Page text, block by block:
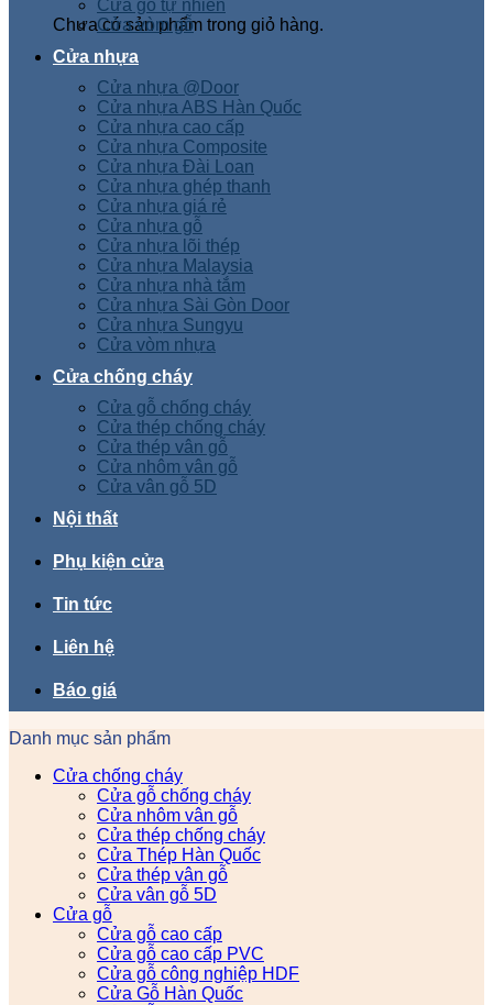
Chưa có sản phẩm trong giỏ hàng.
Cửa gỗ tự nhiên
Cửa vòm gỗ
Cửa nhựa
Cửa nhựa @Door
Cửa nhựa ABS Hàn Quốc
Cửa nhựa cao cấp
Cửa nhựa Composite
Cửa nhựa Đài Loan
Cửa nhựa ghép thanh
Cửa nhựa giá rẻ
Cửa nhựa gỗ
Cửa nhựa lõi thép
Cửa nhựa Malaysia
Cửa nhựa nhà tắm
Cửa nhựa Sài Gòn Door
Cửa nhựa Sungyu
Cửa vòm nhựa
Cửa chống cháy
Cửa gỗ chống cháy
Cửa thép chống cháy
Cửa thép vân gỗ
Cửa nhôm vân gỗ
Cửa vân gỗ 5D
Nội thất
Phụ kiện cửa
Tin tức
Liên hệ
Báo giá
Danh mục sản phẩm
Cửa chống cháy
Cửa gỗ chống cháy
Cửa nhôm vân gỗ
Cửa thép chống cháy
Cửa Thép Hàn Quốc
Cửa thép vân gỗ
Cửa vân gỗ 5D
Cửa gỗ
Cửa gỗ cao cấp
Cửa gỗ cao cấp PVC
Cửa gỗ công nghiệp HDF
Cửa Gỗ Hàn Quốc